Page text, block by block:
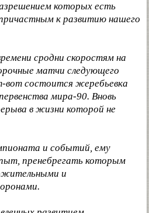
которых есть
к развитию нашего
сродни скоростям на
матчи следующего
вот состоится жеребьевка
мира-90. Вновь
в жизни которой не
и событий, ему
пренебрегать которым
и